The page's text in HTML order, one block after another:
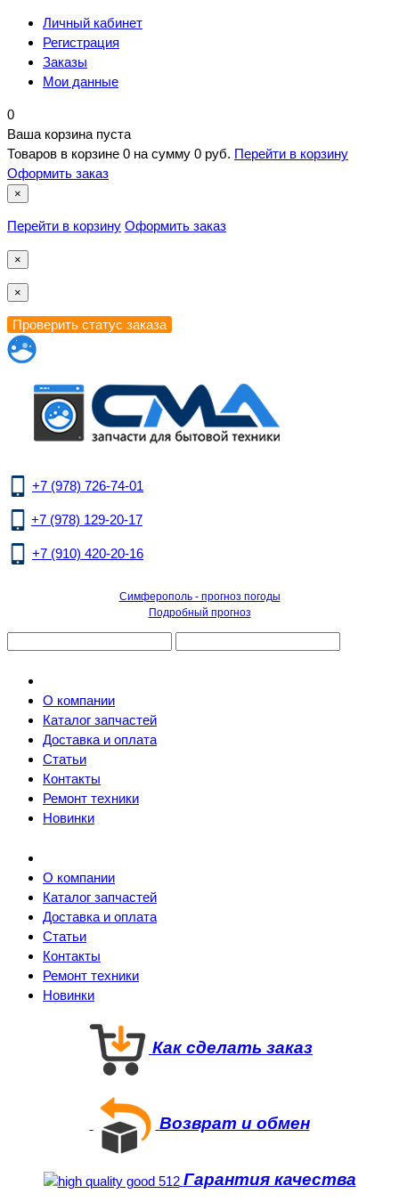
Личный кабинет
Регистрация
Заказы
Мои данные
0
Ваша корзина пуста
Товаров в корзине 0 на сумму 0 руб. Перейти в корзину
Оформить заказ
×
Перейти в корзину Оформить заказ
×
×
+7 (978) 726-74-01
+7 (978) 129-20-17
+7 (910) 420-20-16
Симферополь - прогноз погоды
Подробный прогноз
О компании
Каталог запчастей
Доставка и оплата
Статьи
Контакты
Ремонт техники
Новинки
О компании
Каталог запчастей
Доставка и оплата
Статьи
Контакты
Ремонт техники
Новинки
Как сделать заказ
Возврат и обмен
Гарантия качества